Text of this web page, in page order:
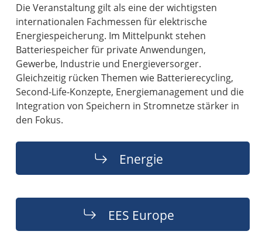
Die Veranstaltung gilt als eine der wichtigsten
internationalen Fachmessen für elektrische
Energiespeicherung. Im Mittelpunkt stehen
Batteriespeicher für private Anwendungen,
Gewerbe, Industrie und Energieversorger.
Gleichzeitig rücken Themen wie Batterierecycling,
Second-Life-Konzepte, Energiemanagement und die
Integration von Speichern in Stromnetze stärker in
den Fokus.
Energie
EES Europe